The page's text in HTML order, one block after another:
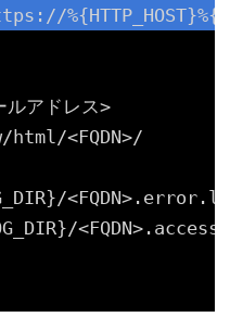
//
アドレス>
html/<FQDN>/